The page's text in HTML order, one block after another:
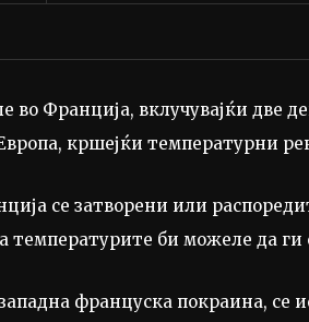
во Франција, вклучувајќи две
кршејќи температурни
се затворени или
температурите би можеле да ги
француска покраина, се